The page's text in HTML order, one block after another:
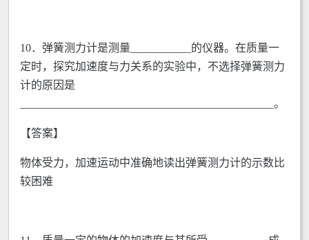
10．弹簧测力计是测量___________的仪器。在质量一
定时，探究加速度与力关系的实验中，不选择弹簧测力
计的原因是
______________________________________________。
【答案】
物体受力，加速运动中准确地读出弹簧测力计的示数比
较困难